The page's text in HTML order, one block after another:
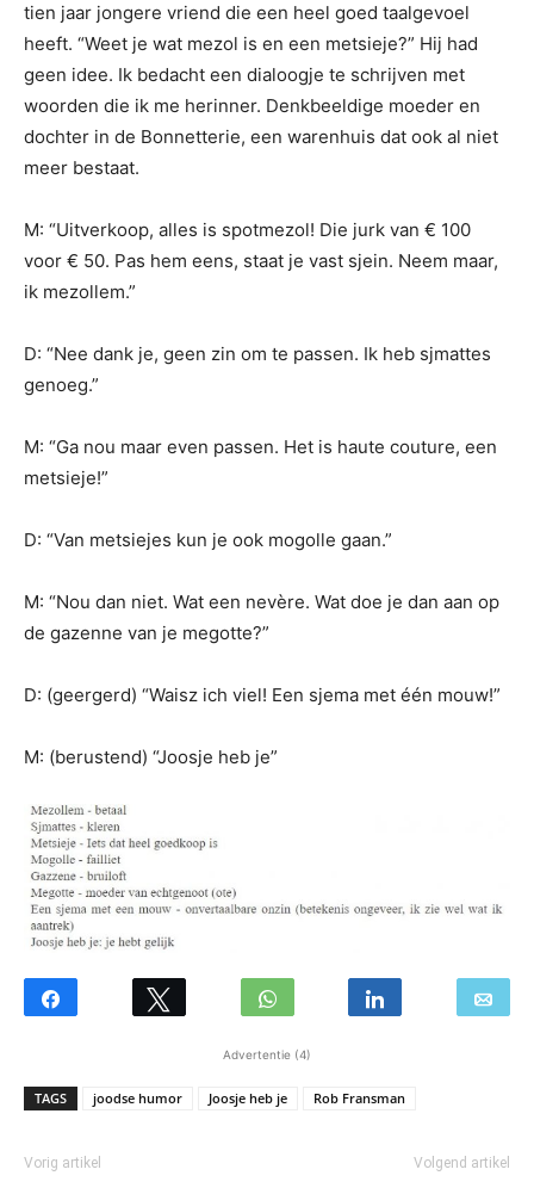
tien jaar jongere vriend die een heel goed taalgevoel
heeft. “Weet je wat mezol is en een metsieje?” Hij had
geen idee. Ik bedacht een dialoogje te schrijven met
woorden die ik me herinner. Denkbeeldige moeder en
dochter in de Bonnetterie, een warenhuis dat ook al niet
meer bestaat.
M: “Uitverkoop, alles is spotmezol! Die jurk van € 100
voor € 50. Pas hem eens, staat je vast sjein. Neem maar,
ik mezollem.”
D: “Nee dank je, geen zin om te passen. Ik heb sjmattes
genoeg.”
M: “Ga nou maar even passen. Het is haute couture, een
metsieje!”
D: “Van metsiejes kun je ook mogolle gaan.”
M: “Nou dan niet. Wat een nevère. Wat doe je dan aan op
de gazenne van je megotte?”
D: (geergerd) “Waisz ich viel! Een sjema met één mouw!”
M: (berustend) “Joosje heb je”
Advertentie (4)
TAGS joodse humor Joosje heb je Rob Fransman
Vorig artikel Volgend artikel